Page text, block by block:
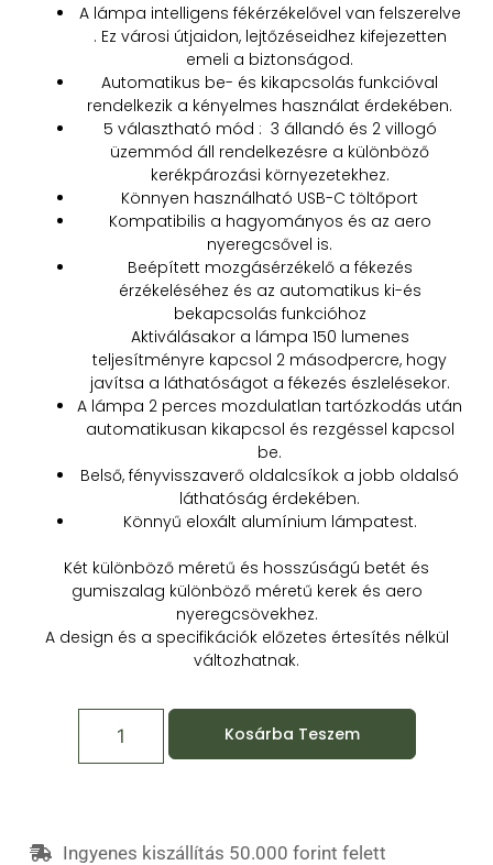
A lámpa intelligens fékérzékelővel van felszerelve
. Ez városi útjaidon, lejtőzéseidhez kifejezetten
emeli a biztonságod.
Automatikus be- és kikapcsolás funkcióval
rendelkezik a kényelmes használat érdekében.
5 választható mód : 3 állandó és 2 villogó
üzemmód áll rendelkezésre a különböző
kerékpározási környezetekhez.
Könnyen használható USB-C töltőport
Kompatibilis a hagyományos és az aero
nyeregcsővel is.
Beépített mozgásérzékelő a fékezés
érzékeléséhez és az automatikus ki-és
bekapcsolás funkcióhoz
Aktiválásakor a lámpa 150 lumenes
teljesítményre kapcsol 2 másodpercre, hogy
javítsa a láthatóságot a fékezés észlelésekor.
A lámpa 2 perces mozdulatlan tartózkodás után
automatikusan kikapcsol és rezgéssel kapcsol
be.
Belső, fényvisszaverő oldalcsíkok a jobb oldalsó
láthatóság érdekében.
Könnyű eloxált alumínium lámpatest.
Két különböző méretű és hosszúságú betét és
gumiszalag különböző méretű kerek és aero
nyeregcsövekhez.
A design és a specifikációk előzetes értesítés nélkül
változhatnak.
Kosárba Teszem
Ingyenes kiszállítás 50.000 forint felett